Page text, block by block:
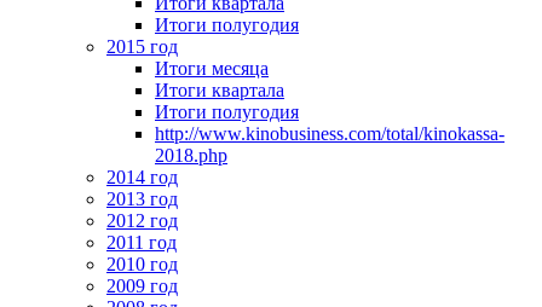
Итоги полугодия
2015 год
Итоги месяца
Итоги квартала
Итоги полугодия
http://www.kinobusiness.com/total/kinokassa-
2018.php
2014 год
2013 год
2012 год
2011 год
2010 год
2009 год